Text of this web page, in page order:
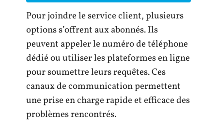
Pour joindre le service client, plusieurs
options s’offrent aux abonnés. Ils
peuvent appeler le numéro de téléphone
dédié ou utiliser les plateformes en ligne
pour soumettre leurs requêtes. Ces
canaux de communication permettent
une prise en charge rapide et efficace des
problèmes rencontrés.